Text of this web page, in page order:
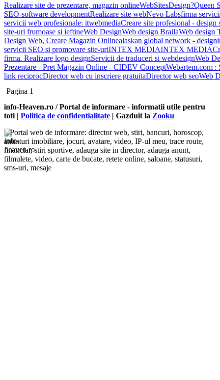
Realizare site de prezentare, magazin onlineWebSitesDesign?Queen
SEO-software developmentRealizare site webNevo Labsfirma
servicii web profesionale: itwebmediaCreare site profesional - design
site-uri frumoase si ieftineWeb DesignWeb design BrailaWeb design
Design Web, Creare Magazin Onlinealaskan global network -
servicii SEO si promovare site-uriINTEX MEDIAINTEX MEDIA
firma. Realizare logo designServicii de traduceri si webdesignWeb
Prezentare - Pret Magazin Online - CIDEV ConceptWebartem.com :
link reciprocDirector web cu inscriere gratuitaDirector web seoWeb
Pagina 1
info-Heaven.ro / Portal de informare - informatii utile pentru
toti | Politica de confidentialitate | Gazduit la Zooku
Portal web de informare: director web, stiri, bancuri, horoscop,
anunturi imobiliare, jocuri, avatare, video, IP-ul meu, trace route,
financiar, stiri sportive, adauga site in director, adauga anunt,
filmulete, video, carte de bucate, retete online, saloane, statusuri,
sms-uri, mesaje